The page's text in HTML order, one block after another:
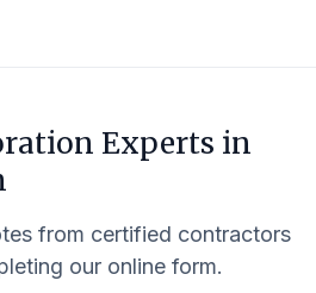
Experts in
from certified contractors
our online form.